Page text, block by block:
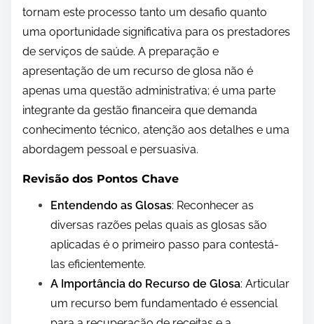
tornam este processo tanto um desafio quanto
uma oportunidade significativa para os prestadores
de serviços de saúde. A preparação e
apresentação de um recurso de glosa não é
apenas uma questão administrativa; é uma parte
integrante da gestão financeira que demanda
conhecimento técnico, atenção aos detalhes e uma
abordagem pessoal e persuasiva.
Revisão dos Pontos Chave
Entendendo as Glosas: Reconhecer as
diversas razões pelas quais as glosas são
aplicadas é o primeiro passo para contestá-
las eficientemente.
A Importância do Recurso de Glosa: Articular
um recurso bem fundamentado é essencial